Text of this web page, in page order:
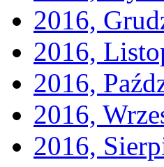
2016,
2016,
2016,
2016,
2016,